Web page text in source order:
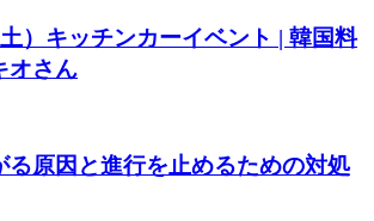
）キッチンカーイベント | 韓国料
オさん
る原因と進行を止めるための対処